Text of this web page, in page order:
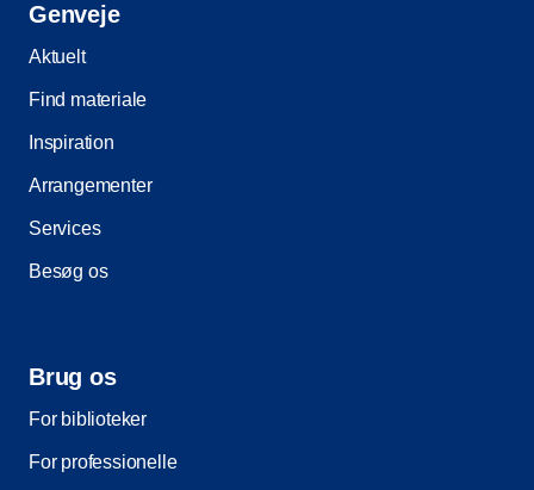
Genveje
Aktuelt
Find materiale
Inspiration
Arrangementer
Services
Besøg os
Brug os
For biblioteker
For professionelle